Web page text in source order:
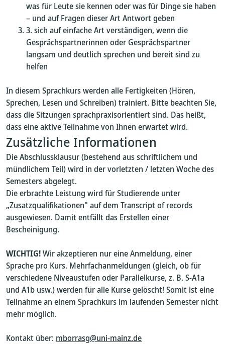
was für Leute sie kennen oder was für Dinge sie haben
– und auf Fragen dieser Art Antwort geben
sich auf einfache Art verständigen, wenn die
Gesprächspartnerinnen oder Gesprächspartner
langsam und deutlich sprechen und bereit sind zu
helfen
In diesem Sprachkurs werden alle Fertigkeiten (Hören,
Sprechen, Lesen und Schreiben) trainiert. Bitte beachten Sie,
dass die Sitzungen sprachpraxisorientiert sind. Das heißt,
dass eine aktive Teilnahme von Ihnen erwartet wird.
Zusätzliche Informationen
Die Abschlussklausur (bestehend aus schriftlichem und
mündlichem Teil) wird in der vorletzten / letzten Woche des
Semesters abgelegt.
Die erbrachte Leistung wird für Studierende unter
„Zusatzqualifikationen" auf dem Transcript of records
ausgewiesen. Damit entfällt das Erstellen einer
Bescheinigung.
WICHTIG!Wir akzeptieren nur eine Anmeldung, einer
Sprache pro Kurs. Mehrfachanmeldungen (gleich, ob für
verschiedene Niveaustufen oder Parallelkurse, z. B. S-A1a
und A1b usw.) werden für alle Kurse gelöscht! Somit ist eine
Teilnahme an einem Sprachkurs im laufenden Semester nicht
mehr möglich.
Kontakt über: mborrasg@uni-mainz.de